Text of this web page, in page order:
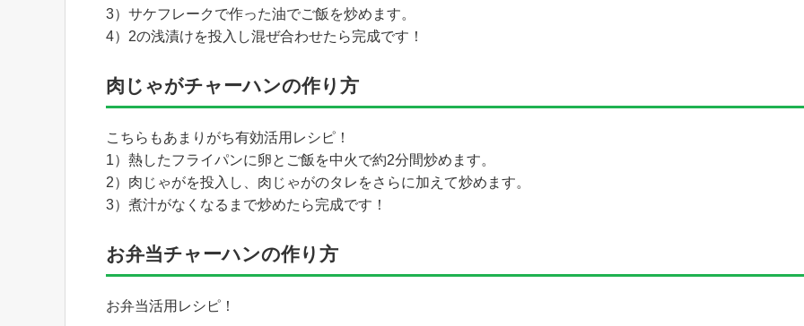
3）サケフレークで作った油でご飯を炒めます。
4）2の浅漬けを投入し混ぜ合わせたら完成です！
肉じゃがチャーハンの作り方
こちらもあまりがち有効活用レシピ！
1）熱したフライパンに卵とご飯を中火で約2分間炒めます。
2）肉じゃがを投入し、肉じゃがのタレをさらに加えて炒めます。
3）煮汁がなくなるまで炒めたら完成です！
お弁当チャーハンの作り方
お弁当活用レシピ！